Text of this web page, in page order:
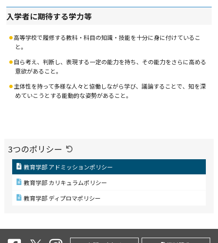
入学者に期待する学力等
高等学校で履修する教科・科目の知識・技能を十分に身に付けているこ
と。
自ら考え、判断し、表現する一定の能力を持ち、その能力をさらに高める
意欲があること。
主体性を持って多様な人々と協働しながら学び、議論することで、知を深
めていこうとする能動的な姿勢があること。
3つのポリシー
教育学部 アドミッションポリシー
教育学部 カリキュラムポリシー
教育学部 ディプロマポリシー